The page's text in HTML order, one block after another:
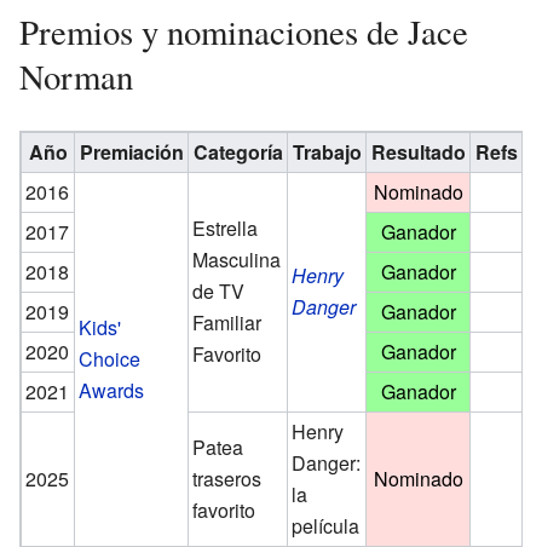
Premios y nominaciones de Jace
Norman
Año Premiación Categoría Trabajo Resultado Refs
2016
Kids'
Choice
Awards
Estrella
Masculina
de TV
Familiar
Favorito
Henry
Danger
Nominado
2017
Ganador
2018
Ganador
2019
Ganador
2020
Ganador
2021
Ganador
2025
Patea
traseros
favorito
Henry
Danger:
la
película
Nominado